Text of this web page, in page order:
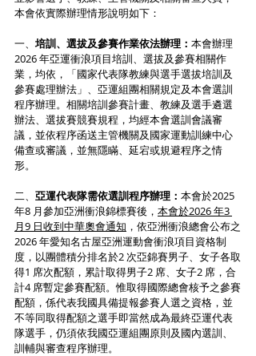
本會依實際辦理情形說明如下：
一、培訓、選拔及參賽作業依法辦理： 本會辦理
2026 年亞運衝浪項目培訓、選拔及參賽相關作
業，均依，「國家代表隊教練與選手選拔培訓及
參賽處理辦法」、亞運組團相關規定及本會選訓
程序辦理。相關培訓參賽計畫、教練及選手遴選
辦法、選拔賽競賽規程，均經本會選訓會議審
議，並依程序函送主管機關及國家運動訓練中心
備查或審議，並無隱瞞、延宕或規避程序之情
形。
二、 亞運代表隊需依選訓程序辦理： 本會於2025
年8 月參加亞洲衝浪錦標賽後， 本會於2026 年3
月9 日收到中華奧會通知 ，依亞洲衝浪總會公布之
2026 年愛知名古屋亞洲運動會衝浪項目資格制
度，以團體積分排名於2 次亞錦賽男子、女子各取
得1 席次配額，累計取得男子2 席、女子2 席，合
計4 席暫定參賽配額。惟取得國際總會核予之參賽
配額，係代表我國具備提報參賽人選之資格，並
不等同取得配額之選手即當然成為最終亞運代表
隊選手，仍須依我國亞運組團原則及國內選訓、
訓輔與審查程序辦理。